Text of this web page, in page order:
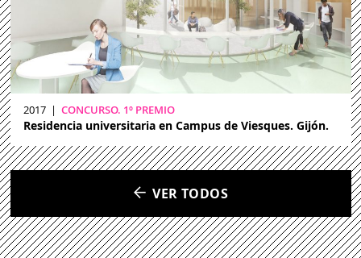
2017 | CONCURSO. 1º PREMIO
Residencia universitaria en Campus de Viesques. Gijón.
VER TODOS